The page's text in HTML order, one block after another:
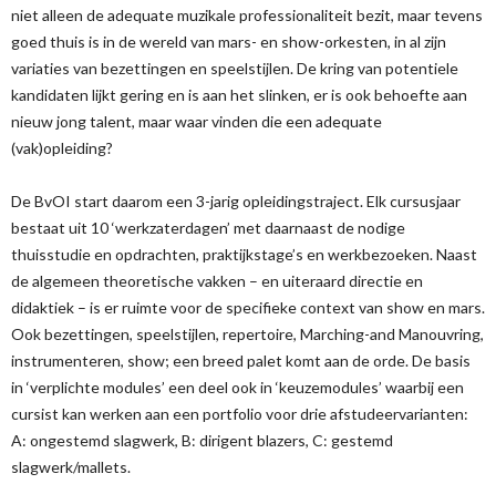
niet alleen de adequate muzikale professionaliteit bezit, maar tevens
goed thuis is in de wereld van mars- en show-orkesten, in al zijn
variaties van bezettingen en speelstijlen. De kring van potentiele
kandidaten lijkt gering en is aan het slinken, er is ook behoefte aan
nieuw jong talent, maar waar vinden die een adequate
(vak)opleiding?
De BvOI start daarom een 3-jarig opleidingstraject. Elk cursusjaar
bestaat uit 10 ‘werkzaterdagen’ met daarnaast de nodige
thuisstudie en opdrachten, praktijkstage’s en werkbezoeken. Naast
de algemeen theoretische vakken – en uiteraard directie en
didaktiek – is er ruimte voor de specifieke context van show en mars.
Ook bezettingen, speelstijlen, repertoire, Marching-and Manouvring,
instrumenteren, show; een breed palet komt aan de orde. De basis
in ‘verplichte modules’ een deel ook in ‘keuzemodules’ waarbij een
cursist kan werken aan een portfolio voor drie afstudeervarianten:
A: ongestemd slagwerk, B: dirigent blazers, C: gestemd
slagwerk/mallets.